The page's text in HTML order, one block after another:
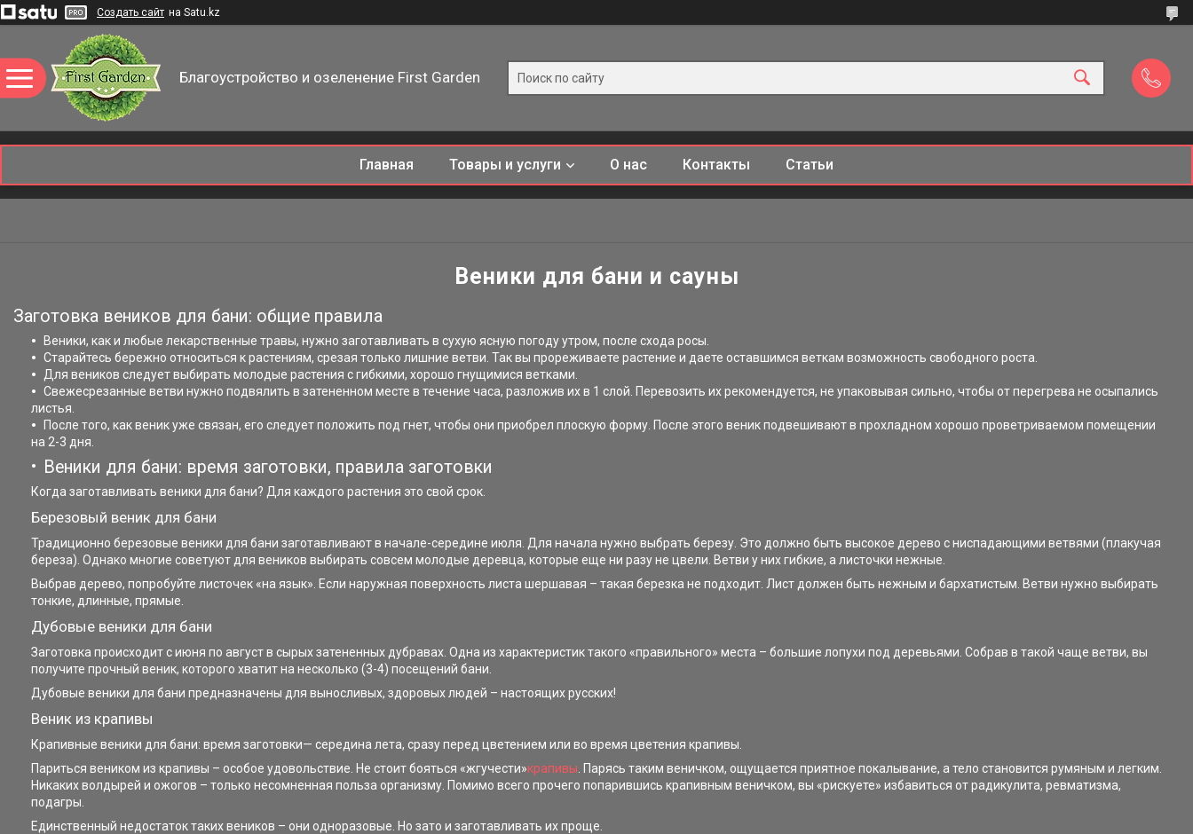
Создать сайт на Satu.kz
Благоустройство и озеленение First Garden
Главная Товары и услуги О нас Контакты Статьи
Веники для бани и сауны
Заготовка веников для бани: общие правила
Веники, как и любые лекарственные травы, нужно заготавливать в сухую ясную погоду утром, после схода росы.
Старайтесь бережно относиться к растениям, срезая только лишние ветви. Так вы прореживаете растение и даете оставшимся веткам возможность свободного роста.
Для веников следует выбирать молодые растения с гибкими, хорошо гнущимися ветками.
Свежесрезанные ветви нужно подвялить в затененном месте в течение часа, разложив их в 1 слой. Перевозить их рекомендуется, не упаковывая сильно, чтобы от перегрева не осыпались
листья.
После того, как веник уже связан, его следует положить под гнет, чтобы они приобрел плоскую форму. После этого веник подвешивают в прохладном хорошо проветриваемом помещении
на 2-3 дня.
Веники для бани: время заготовки, правила заготовки
Когда заготавливать веники для бани? Для каждого растения это свой срок.
Березовый веник для бани
Традиционно березовые веники для бани заготавливают в начале-середине июля. Для начала нужно выбрать березу. Это должно быть высокое дерево с ниспадающими ветвями (плакучая
береза). Однако многие советуют для веников выбирать совсем молодые деревца, которые еще ни разу не цвели. Ветви у них гибкие, а листочки нежные.
Выбрав дерево, попробуйте листочек «на язык». Если наружная поверхность листа шершавая – такая березка не подходит. Лист должен быть нежным и бархатистым. Ветви нужно выбирать
тонкие, длинные, прямые.
Дубовые веники для бани
Заготовка происходит с июня по август в сырых затененных дубравах. Одна из характеристик такого «правильного» места – большие лопухи под деревьями. Собрав в такой чаще ветви, вы
получите прочный веник, которого хватит на несколько (3-4) посещений бани.
Дубовые веники для бани предназначены для выносливых, здоровых людей – настоящих русских!
Веник из крапивы
Крапивные веники для бани: время заготовки— середина лета, сразу перед цветением или во время цветения крапивы.
Париться веником из крапивы – особое удовольствие. Не стоит бояться «жгучести»крапивы . Парясь таким веничком, ощущается приятное покалывание, а тело становится румяным и легким.
Никаких волдырей и ожогов – только несомненная польза организму. Помимо всего прочего попарившись крапивным веничком, вы «рискуете» избавиться от радикулита, ревматизма,
подагры.
Единственный недостаток таких веников – они одноразовые. Но зато и заготавливать их проще.